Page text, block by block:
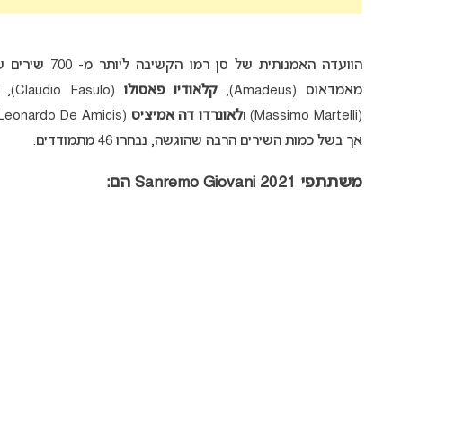
מאמדאוס (Amadeus),
קלאודיו פאסולו (Claudio Fasulo),
(Massimo Martelli) ו
לאונרדו דה אמיציס
אך בשל כמות השירים הרבה שהוגשה, נבחרו 46 מתמודדים.
משתתפי Sanremo Giovani 2021 הם: